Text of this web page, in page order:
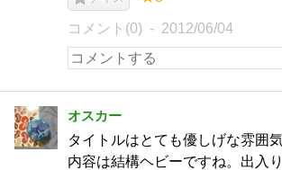
コメント(0) 2012/06/04
オスカー
タイトルはとても優しげな雰囲
内容は結構ヘビーですね。出入